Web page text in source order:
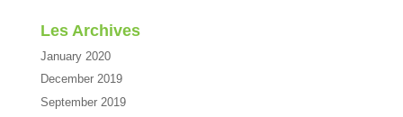
Les Archives
January 2020
December 2019
September 2019